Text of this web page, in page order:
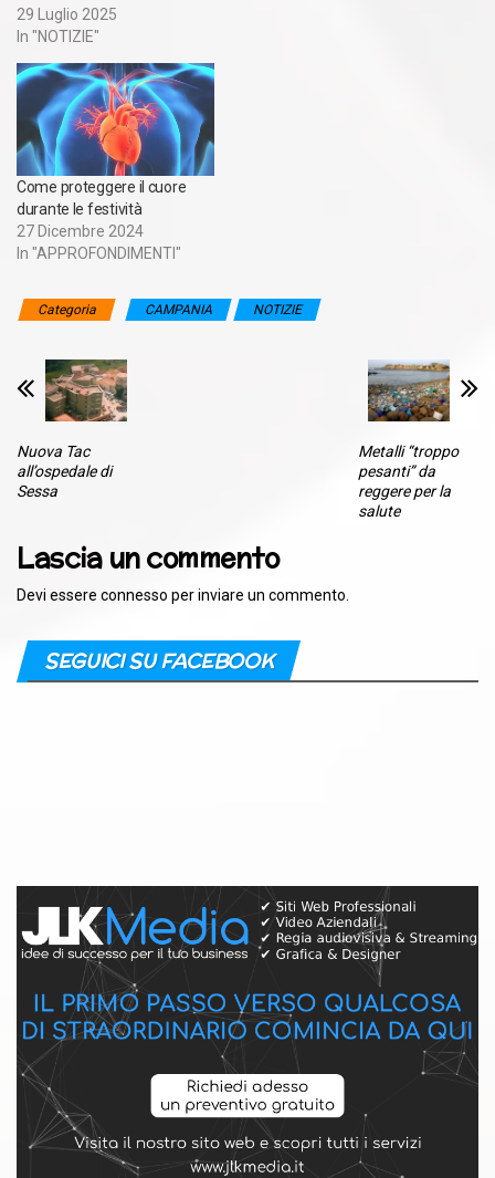
29 Luglio 2025
In "NOTIZIE"
Come proteggere il cuore
durante le festività
27 Dicembre 2024
In "APPROFONDIMENTI"
Categoria CAMPANIA NOTIZIE
Nuova Tac
all’ospedale di
Sessa
Metalli “troppo
pesanti” da
reggere per la
salute
Lascia un commento
Devi essere connesso per inviare un commento.
SEGUICI SU FACEBOOK